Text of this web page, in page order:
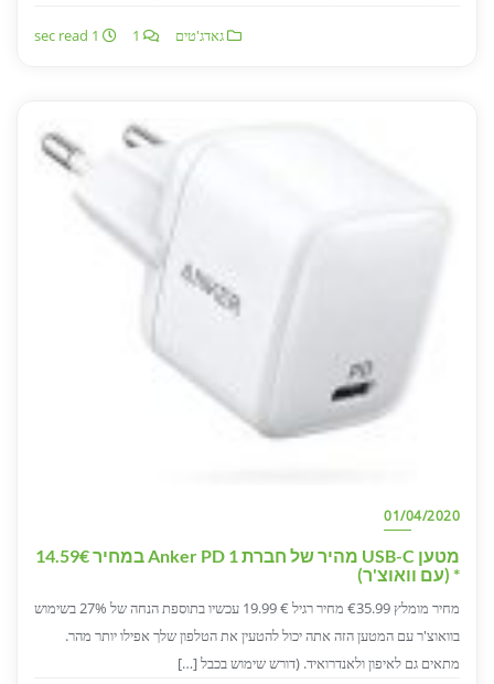
גאדג'טים
01/04/2020
מטען USB-C מהיר של חברת Anker PD 1 במחיר 14.59€
* (עם וואוצ'ר)
מחיר מומלץ €35.99 מחיר רגיל € 19.99 עכשיו בתוספת הנחה של 27% בשימוש
בוואוצ'ר עם המטען הזה אתה יכול להטעין את הטלפון שלך אפילו יותר מהר.
מתאים גם לאיפון ולאנדרואיד. (דורש שימוש בכבל […]